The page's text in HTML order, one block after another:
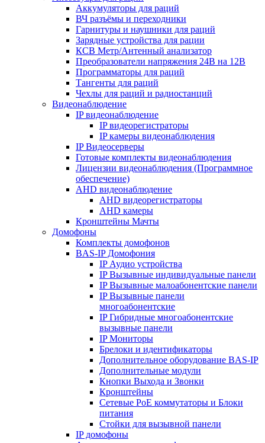
Аккумуляторы для раций
ВЧ разъёмы и переходники
Гарнитуры и наушники для раций
Зарядные устройства для рации
КСВ Метр/Антенный анализатор
Преобразователи напряжения 24В на 12В
Программаторы для раций
Тангенты для раций
Чехлы для раций и радиостанций
Видеонаблюдение
IP видеонаблюдение
IP видеорегистраторы
IP камеры видеонаблюдения
IP Видеосерверы
Готовые комплекты видеонаблюдения
Лицензии видеонаблюдения (Программное
обеспечение)
AHD видеонаблюдение
AHD видеорегистраторы
AHD камеры
Кронштейны Мачты
Домофоны
Комплекты домофонов
BAS-IP Домофония
IP Аудио устройства
IP Вызывные индивидуальные панели
IP Вызывные малоабонентские панели
IP Вызывные панели
многоабонентские
IP Гибридные многоабонентские
вызывные панели
IP Мониторы
Брелоки и идентификаторы
Дополнительное оборудование BAS-IP
Дополнительные модули
Кнопки Выхода и Звонки
Кронштейны
Сетевые PoE коммутаторы и Блоки
питания
Стойки для вызывной панели
IP домофоны